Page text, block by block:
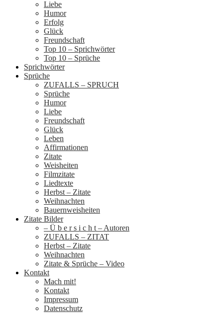
Liebe
Humor
Erfolg
Glück
Freundschaft
Top 10 – Sprichwörter
Top 10 – Sprüche
Sprichwörter
Sprüche
ZUFALLS – SPRUCH
Sprüche
Humor
Liebe
Freundschaft
Glück
Leben
Affirmationen
Zitate
Weisheiten
Filmzitate
Liedtexte
Herbst – Zitate
Weihnachten
Bauernweisheiten
Zitate Bilder
– Ü b e r s i c h t – Autoren
ZUFALLS – ZITAT
Herbst – Zitate
Weihnachten
Zitate & Sprüche – Video
Kontakt
Mach mit!
Kontakt
Impressum
Datenschutz